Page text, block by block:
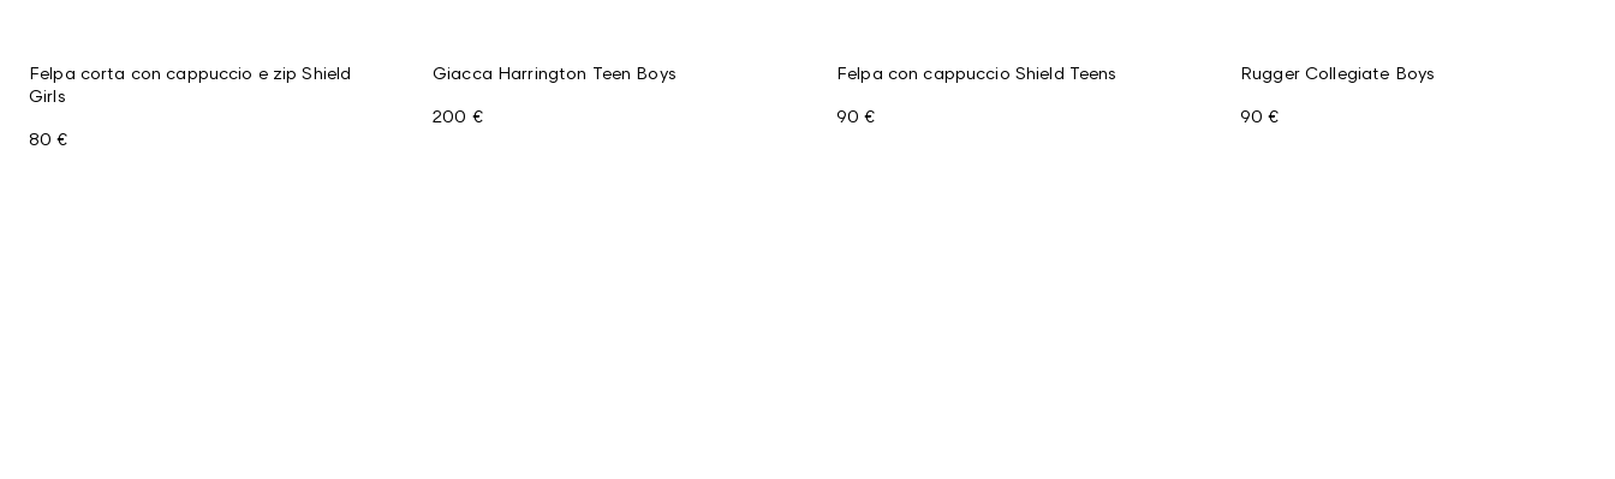
Felpa corta con cappuccio e zip Shield
Girls
80 €
Giacca Harrington Teen Boys
200 €
Felpa con cappuccio Shield Teens
90 €
Rugger Collegiate Boys
90 €